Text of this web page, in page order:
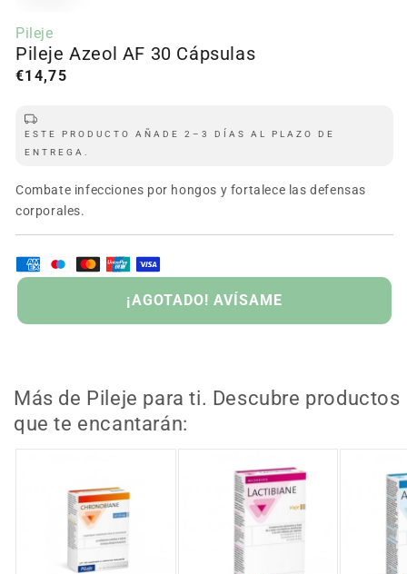
contenido
multimedia
1
en
modal
Pileje
Pileje Azeol AF 30 Cápsulas
Precio
€14,75
ESTE PRODUCTO AÑADE 2–3 DÍAS AL PLAZO DE
ENTREGA.
Combate infecciones por hongos y fortalece las defensas
corporales.
¡AGOTADO! AVÍSAME
Más de Pileje para ti. Descubre productos
que te encantarán: